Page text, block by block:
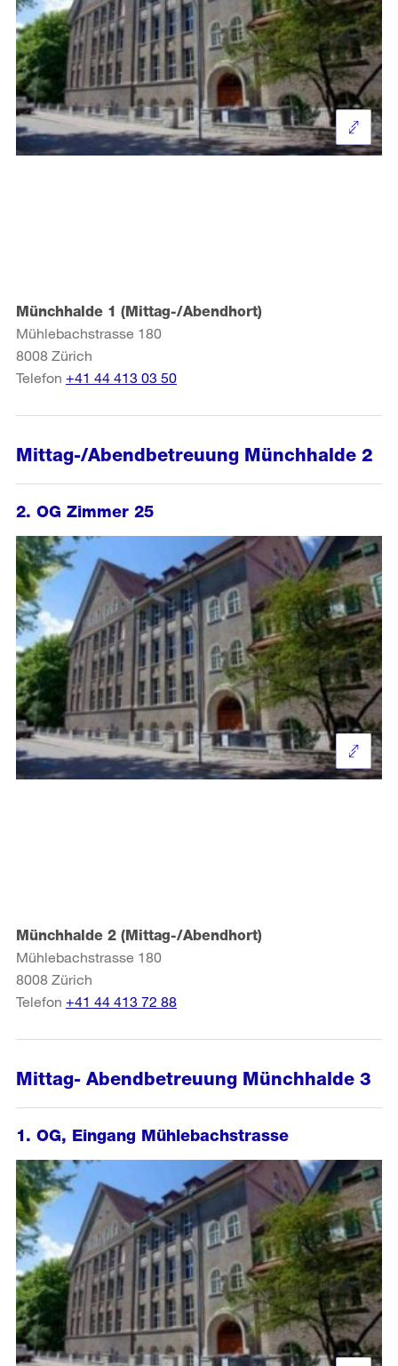
Münchhalde 1 (Mittag-/Abendhort)
Mühlebachstrasse 180
8008 Zürich
Telefon +41 44 413 03 50
Mittag-/Abendbetreuung Münchhalde 2
2. OG Zimmer 25
Münchhalde 2 (Mittag-/Abendhort)
Mühlebachstrasse 180
8008 Zürich
Telefon +41 44 413 72 88
Mittag- Abendbetreuung Münchhalde 3
1. OG, Eingang Mühlebachstrasse